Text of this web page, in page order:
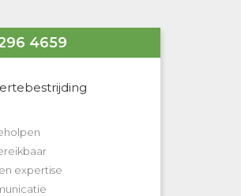
4659
expertise